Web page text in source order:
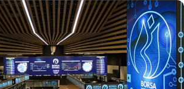
Borsa İstanbul BIST 100 endeksi
haftanın dördüncü işlem gününe
yüzde 0,20 yükselişle 14.040,06